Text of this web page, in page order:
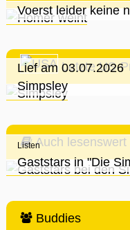
Voerst leider keine
Letzte US-
Lief am 03.07.2026
Simpsley
Auch lesenswert
Listen
Gaststars in "Die
Buddies